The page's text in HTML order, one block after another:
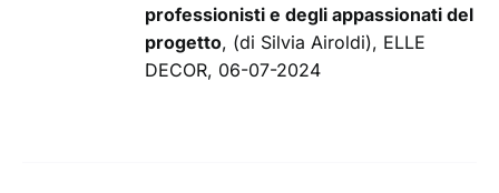
professionisti e degli appassionati del
progetto, (di Silvia Airoldi), ELLE
DECOR, 06-07-2024